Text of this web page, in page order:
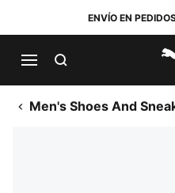
ENVÍO EN
Men's Shoes And